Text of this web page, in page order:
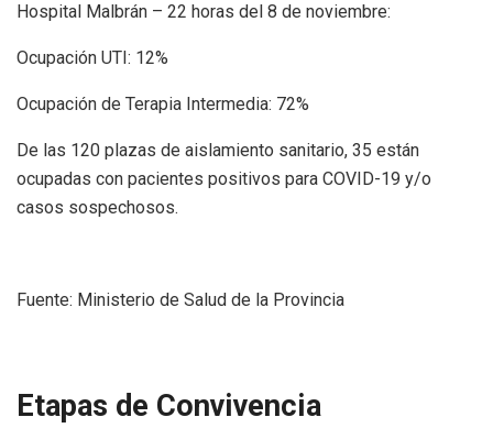
Hospital Malbrán – 22 horas del 8 de noviembre:
Ocupación UTI: 12%
Ocupación de Terapia Intermedia: 72%
De las 120 plazas de aislamiento sanitario, 35 están
ocupadas con pacientes positivos para COVID-19 y/o
casos sospechosos.
Fuente: Ministerio de Salud de la Provincia
Etapas de Convivencia